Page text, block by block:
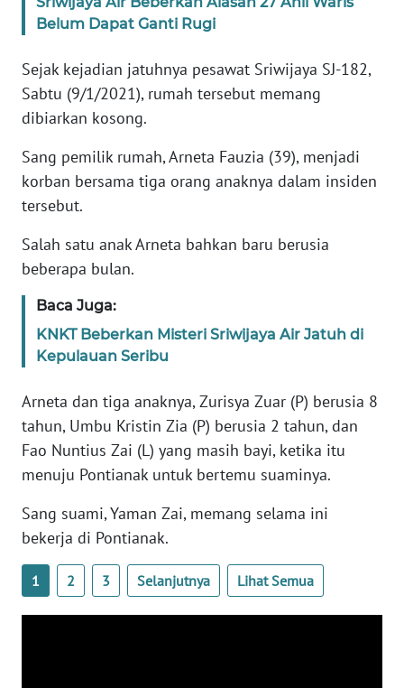
Belum Dapat Ganti Rugi
Sejak kejadian jatuhnya pesawat Sriwijaya SJ-182,
Sabtu (9/1/2021), rumah tersebut memang
dibiarkan kosong.
Sang pemilik rumah, Arneta Fauzia (39), menjadi
korban bersama tiga orang anaknya dalam insiden
tersebut.
Salah satu anak Arneta bahkan baru berusia
beberapa bulan.
Baca Juga:
KNKT Beberkan Misteri Sriwijaya Air Jatuh di
Kepulauan Seribu
Arneta dan tiga anaknya, Zurisya Zuar (P) berusia 8
tahun, Umbu Kristin Zia (P) berusia 2 tahun, dan
Fao Nuntius Zai (L) yang masih bayi, ketika itu
menuju Pontianak untuk bertemu suaminya.
Sang suami, Yaman Zai, memang selama ini
bekerja di Pontianak.
1 2 3 Selanjutnya Lihat Semua
KAMI
IKLAN
TENTANG
PEDOMAN
MEDIA
REDAKSI
KARIR
Wahana
Regional
SUMUT
WN
JAKARTA